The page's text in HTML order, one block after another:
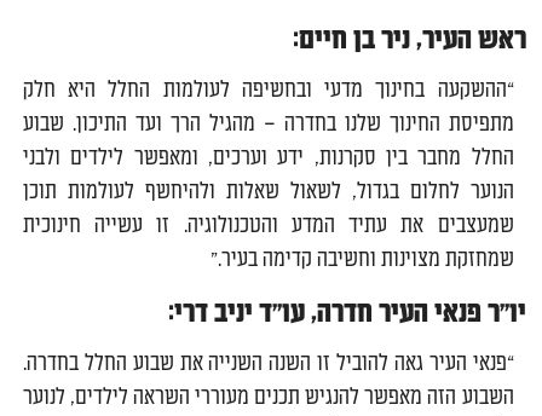
ראש העיר, ניר בן חיים:
“ההשקעה בחינוך מדעי ובחשיפה לעולמות החלל היא חלק
מתפיסת החינוך שלנו בחדרה – מהגיל הרך ועד התיכון. שבוע
החלל מחבר בין סקרנות, ידע וערכים, ומאפשר לילדים ולבני
הנוער לחלום בגדול, לשאול שאלות ולהיחשף לעולמות תוכן
שמעצבים את עתיד המדע והטכנולוגיה. זו עשייה חינוכית
שמחזקת מצוינות וחשיבה קדימה בעיר.”
יו״ר פנאי העיר חדרה, עו״ד יניב דרי:
“פנאי העיר גאה להוביל זו השנה השנייה את שבוע החלל בחדרה.
השבוע הזה מאפשר להנגיש תכנים מעוררי השראה לילדים, לנוער